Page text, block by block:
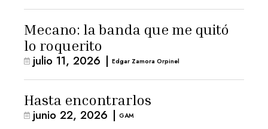
Mecano: la banda que me quitó
lo roquerito
julio 11, 2026 | Edgar Zamora Orpinel
Hasta encontrarlos
junio 22, 2026 | GAM